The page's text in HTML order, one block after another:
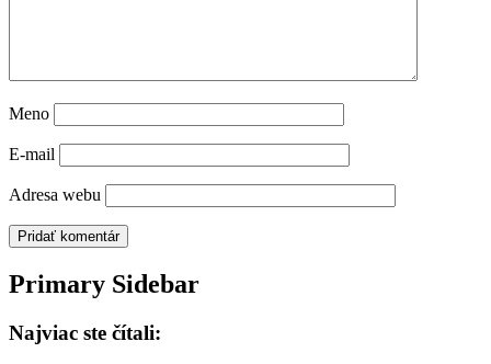
Meno
E-mail
Adresa webu
Primary Sidebar
Najviac ste čítali: